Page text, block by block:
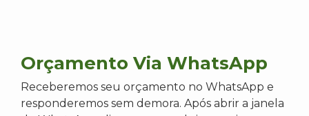
Orçamento Via WhatsApp
Receberemos seu orçamento no WhatsApp e
responderemos sem demora. Após abrir a janela